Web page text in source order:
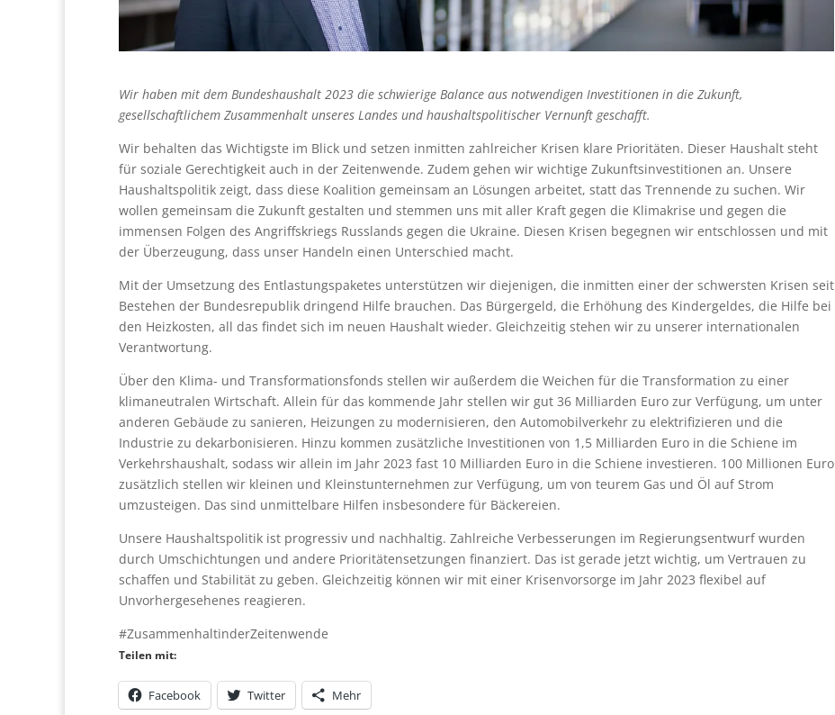
Wir haben mit dem Bundeshaushalt 2023 die schwierige Balance aus notwendigen Investitionen in die Zukunft,
gesellschaftlichem Zusammenhalt unseres Landes und haushaltspolitischer Vernunft geschafft.
Wir behalten das Wichtigste im Blick und setzen inmitten zahlreicher Krisen klare Prioritäten. Dieser Haushalt steht
für soziale Gerechtigkeit auch in der Zeitenwende. Zudem gehen wir wichtige Zukunftsinvestitionen an. Unsere
Haushaltspolitik zeigt, dass diese Koalition gemeinsam an Lösungen arbeitet, statt das Trennende zu suchen. Wir
wollen gemeinsam die Zukunft gestalten und stemmen uns mit aller Kraft gegen die Klimakrise und gegen die
immensen Folgen des Angriffskriegs Russlands gegen die Ukraine. Diesen Krisen begegnen wir entschlossen und mit
der Überzeugung, dass unser Handeln einen Unterschied macht.
Mit der Umsetzung des Entlastungspaketes unterstützen wir diejenigen, die inmitten einer der schwersten Krisen seit
Bestehen der Bundesrepublik dringend Hilfe brauchen. Das Bürgergeld, die Erhöhung des Kindergeldes, die Hilfe bei
den Heizkosten, all das findet sich im neuen Haushalt wieder. Gleichzeitig stehen wir zu unserer internationalen
Verantwortung.
Über den Klima- und Transformationsfonds stellen wir außerdem die Weichen für die Transformation zu einer
klimaneutralen Wirtschaft. Allein für das kommende Jahr stellen wir gut 36 Milliarden Euro zur Verfügung, um unter
anderen Gebäude zu sanieren, Heizungen zu modernisieren, den Automobilverkehr zu elektrifizieren und die
Industrie zu dekarbonisieren. Hinzu kommen zusätzliche Investitionen von 1,5 Milliarden Euro in die Schiene im
Verkehrshaushalt, sodass wir allein im Jahr 2023 fast 10 Milliarden Euro in die Schiene investieren. 100 Millionen Euro
zusätzlich stellen wir kleinen und Kleinstunternehmen zur Verfügung, um von teurem Gas und Öl auf Strom
umzusteigen. Das sind unmittelbare Hilfen insbesondere für Bäckereien.
Unsere Haushaltspolitik ist progressiv und nachhaltig. Zahlreiche Verbesserungen im Regierungsentwurf wurden
durch Umschichtungen und andere Prioritätensetzungen finanziert. Das ist gerade jetzt wichtig, um Vertrauen zu
schaffen und Stabilität zu geben. Gleichzeitig können wir mit einer Krisenvorsorge im Jahr 2023 flexibel auf
Unvorhergesehenes reagieren.
#ZusammenhaltinderZeitenwende
Teilen mit:
Facebook Twitter Mehr